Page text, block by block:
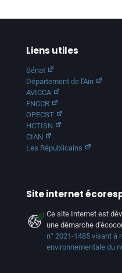
Liens utiles
Sénat
Département de l'Ain
AVICCA
FNCCR
OPECST
HCTISN
CIAN
Les Républicains
Site internet
Ce site Internet est
une démarche
n° 2021-1485 visant à
environnementale du